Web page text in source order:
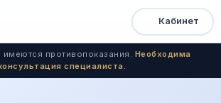
Открыть
меню
Быстрый
доступ
Кабинет
имеются противопоказания. Необходима
специалиста.